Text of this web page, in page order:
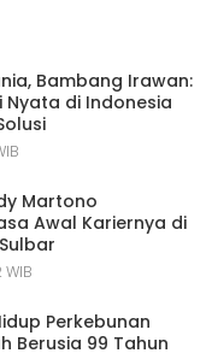
Bambang Irawan:
Nyata di Indonesia
Martono
Awal Kariernya di
Perkebunan
Berusia 99 Tahun